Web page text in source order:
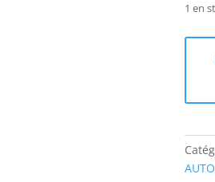
1 en
VOLT
AUTO